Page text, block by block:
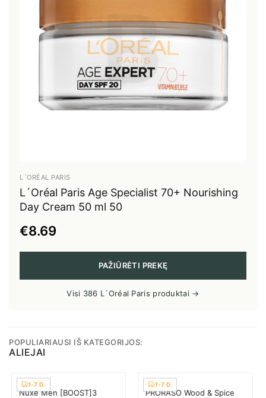
L´ORÉAL PARIS
L´Oréal Paris Age Specialist 70+ Nourishing
Day Cream 50 ml 50
€8.69
PAŽIŪRĖTI PREKĘ
Visi 386 L´Oréal Paris produktai →
POPULIARIAUSI IŠ KATEGORIJOS:
ALIEJAI
1-7 D.
Nuxe Men [BOOST]3
1-7 D.
PRORASO Wood & Spice